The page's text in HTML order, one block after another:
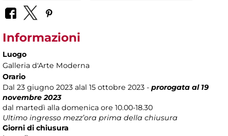
Informazioni
Luogo
Galleria d'Arte Moderna
Orario
Dal 23 giugno 2023 alal 15 ottobre 2023 - prorogata al 19
novembre 2023
dal martedì alla domenica ore 10.00-18.30
Ultimo ingresso mezz’ora prima della chiusura
Giorni di chiusura